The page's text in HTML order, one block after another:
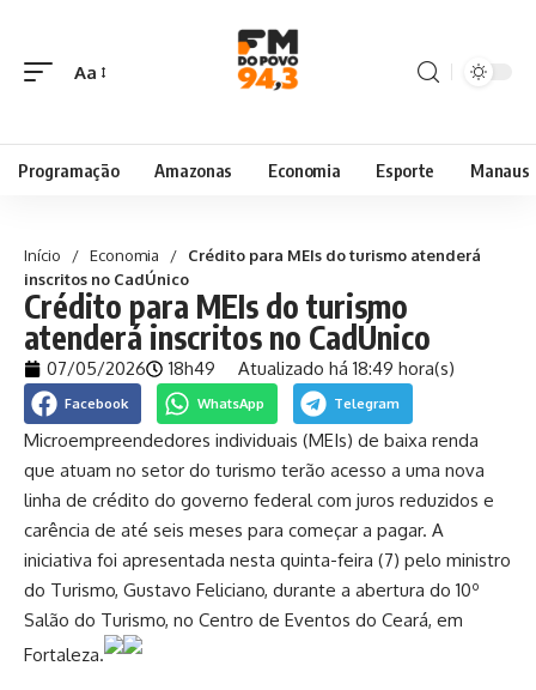
Aa
Programação Amazonas Economia Esporte Manaus
Início / Economia /
Crédito para MEIs do turismo atenderá
inscritos no CadÚnico
Crédito para MEIs do turismo
atenderá inscritos no CadÚnico
07/05/2026 18h49 Atualizado há 18:49 hora(s)
Facebook WhatsApp Telegram
Microempreendedores individuais (MEIs) de baixa renda
que atuam no setor do turismo terão acesso a uma nova
linha de crédito do governo federal com juros reduzidos e
carência de até seis meses para começar a pagar. A
iniciativa foi apresentada nesta quinta-feira (7) pelo ministro
do Turismo, Gustavo Feliciano, durante a abertura do 10º
Salão do Turismo, no Centro de Eventos do Ceará, em
Fortaleza.